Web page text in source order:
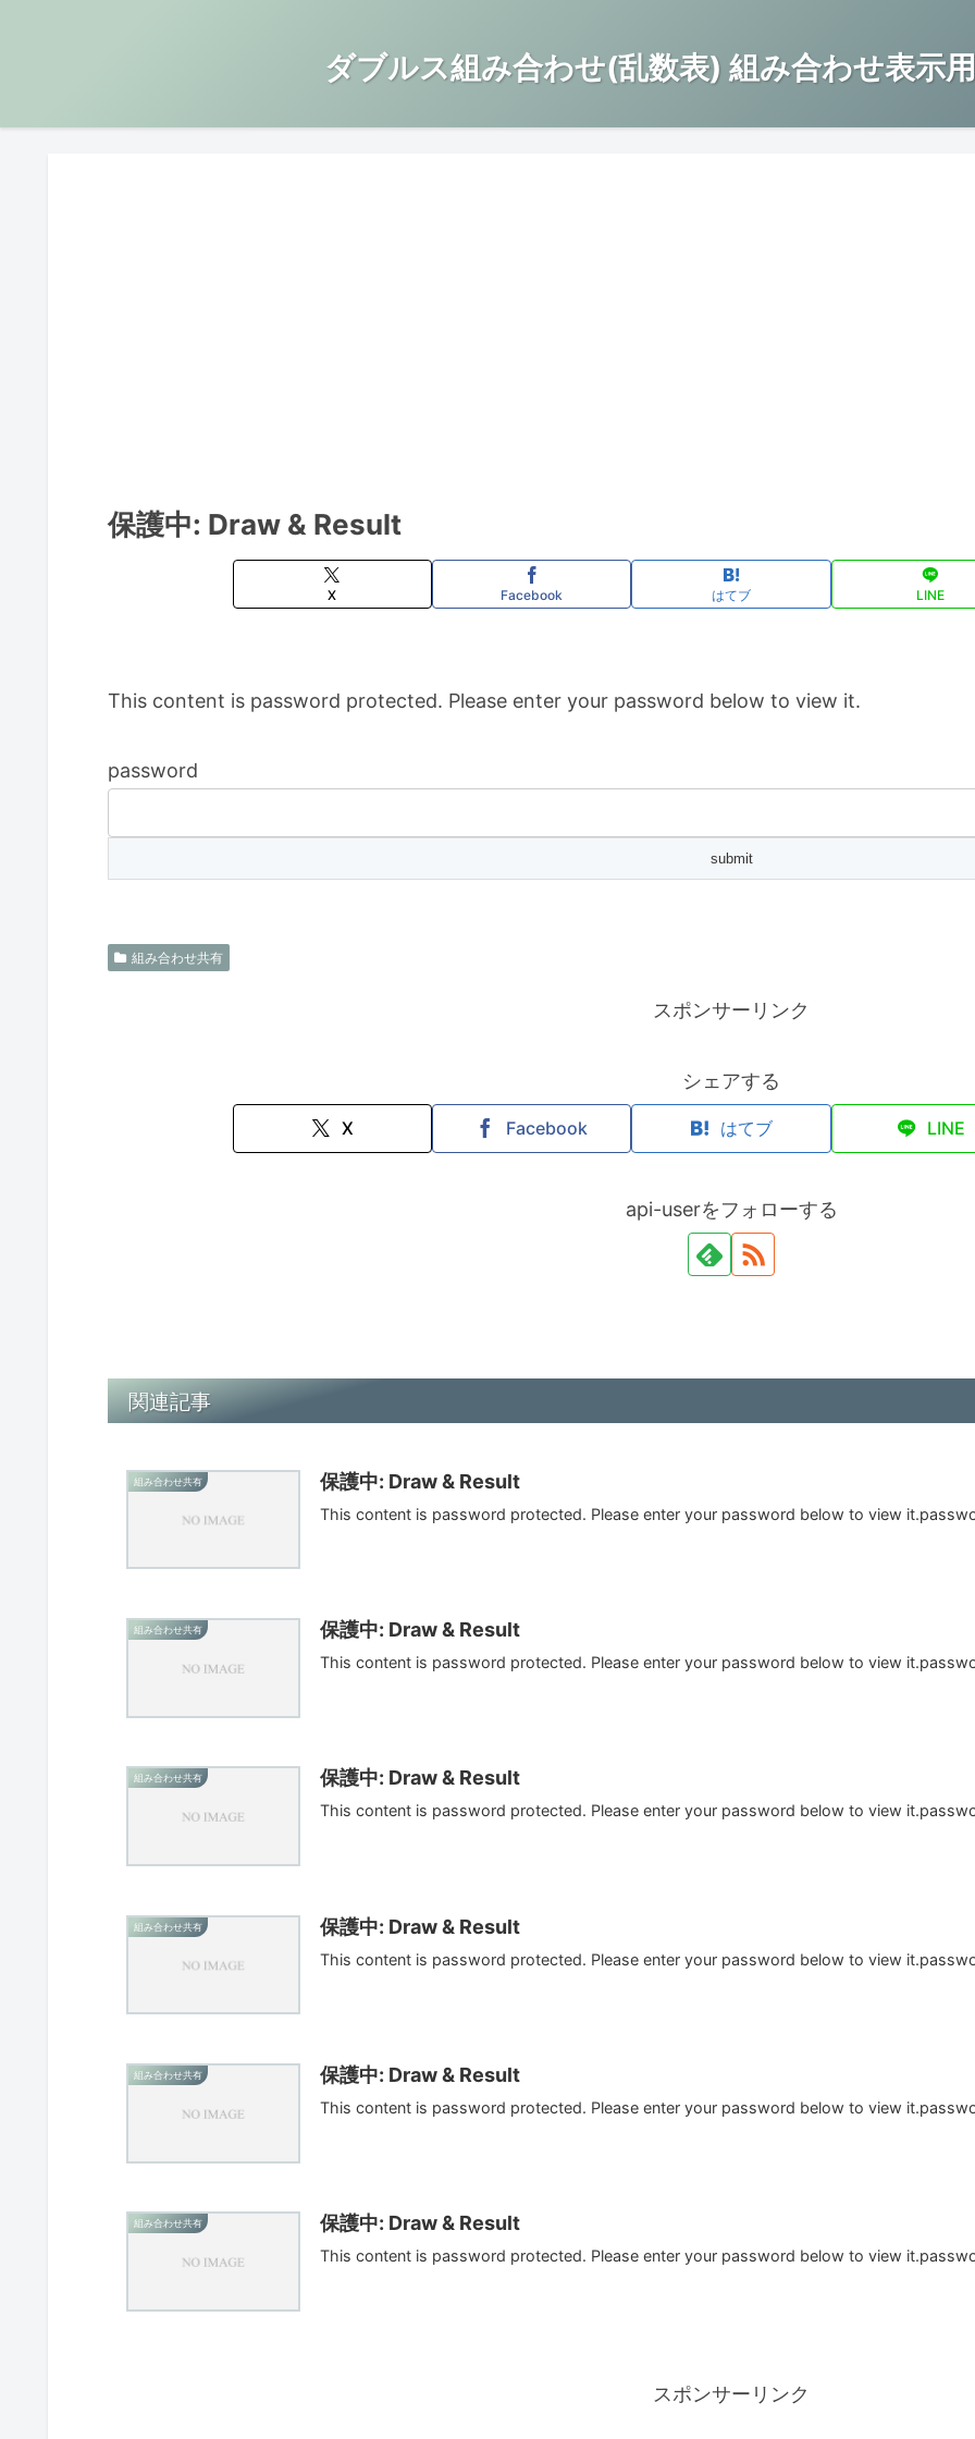
ダブルス組み合わせ(乱数表) 組み合わせ表示
保護中: Draw & Result
X Facebook はてブ LINE
This content is password protected. Please enter your password below to view it.
password
組み合わせ共有
スポンサーリンク
シェアする
X Facebook はてブ LINE
api-userをフォローする
関連記事
組み合わせ共有 保護中: Draw & Result
This content is password protected. Please enter your password below to view
組み合わせ共有 保護中: Draw & Result
This content is password protected. Please enter your password below to view
組み合わせ共有 保護中: Draw & Result
This content is password protected. Please enter your password below to view
組み合わせ共有 保護中: Draw & Result
This content is password protected. Please enter your password below to view
組み合わせ共有 保護中: Draw & Result
This content is password protected. Please enter your password below to view
組み合わせ共有 保護中: Draw & Result
This content is password protected. Please enter your password below to view
スポンサーリンク